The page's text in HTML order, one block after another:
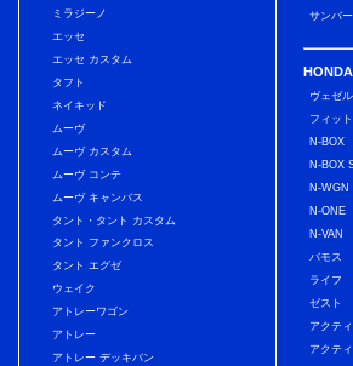
ミラジーノ
エッセ
エッセ カスタム
タフト
ネイキッド
ムーヴ
ムーヴ カスタム
ムーヴ コンテ
ムーヴ キャンバス
タント・タント カスタム
タント ファンクロス
タント エグゼ
ウェイク
アトレーワゴン
アトレー
アトレー デッキバン
サンバ
HONDA
ヴェゼル
フィット
N-BOX
N-BOX
N-WGN
N-ONE
N-VAN
バモス
ライフ
ゼスト
アクテ
アクテ